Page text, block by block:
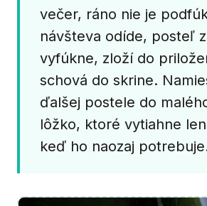
večer, ráno nie je
návšteva odíde, posteľ
vyfúkne, zloží do
schová do skrine.
ďalšej postele do
lôžko, ktoré vytiahne
keď ho naozaj